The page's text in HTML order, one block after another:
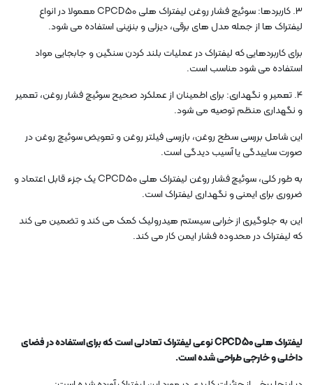
3. کاربردها: سوئیچ فشار روغن لیفتراک هلی CPCD50 معمولا در انواع
لیفتراک ها از جمله مدل های برقی، دیزلی و بنزینی استفاده می شود.
برای کاربردهایی که لیفتراک در عملیات بلند کردن سنگین و جابجایی مواد
استفاده می شود مناسب است.
4. تعمیر و نگهداری: برای اطمینان از عملکرد صحیح سوئیچ فشار روغن، تعمیر
و نگهداری منظم توصیه می شود.
این شامل بررسی سطح روغن، بازرسی فیلتر روغن و تعویض سوئیچ روغن در
صورت ساییدگی یا آسیب دیدگی است.
به طور کلی، سوئیچ فشار روغن لیفتراک هلی CPCD50 یک جزء قابل اعتماد و
ضروری برای ایمنی و نگهداری لیفتراک است.
این به جلوگیری از خرابی سیستم هیدرولیک کمک می کند و تضمین می کند
که لیفتراک در محدوده فشار ایمن کار می کند.
لیفتراک هلی CPCD50 نوعی لیفتراک تعادلی است که برای استفاده در فضای
داخلی و خارجی طراحی شده است.